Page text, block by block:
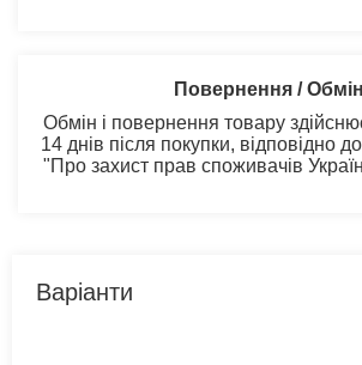
Повернення / Обмін
Обмін і повернення товару
14 днів після покупки, відповідно
"Про захист прав споживачів
Варіанти